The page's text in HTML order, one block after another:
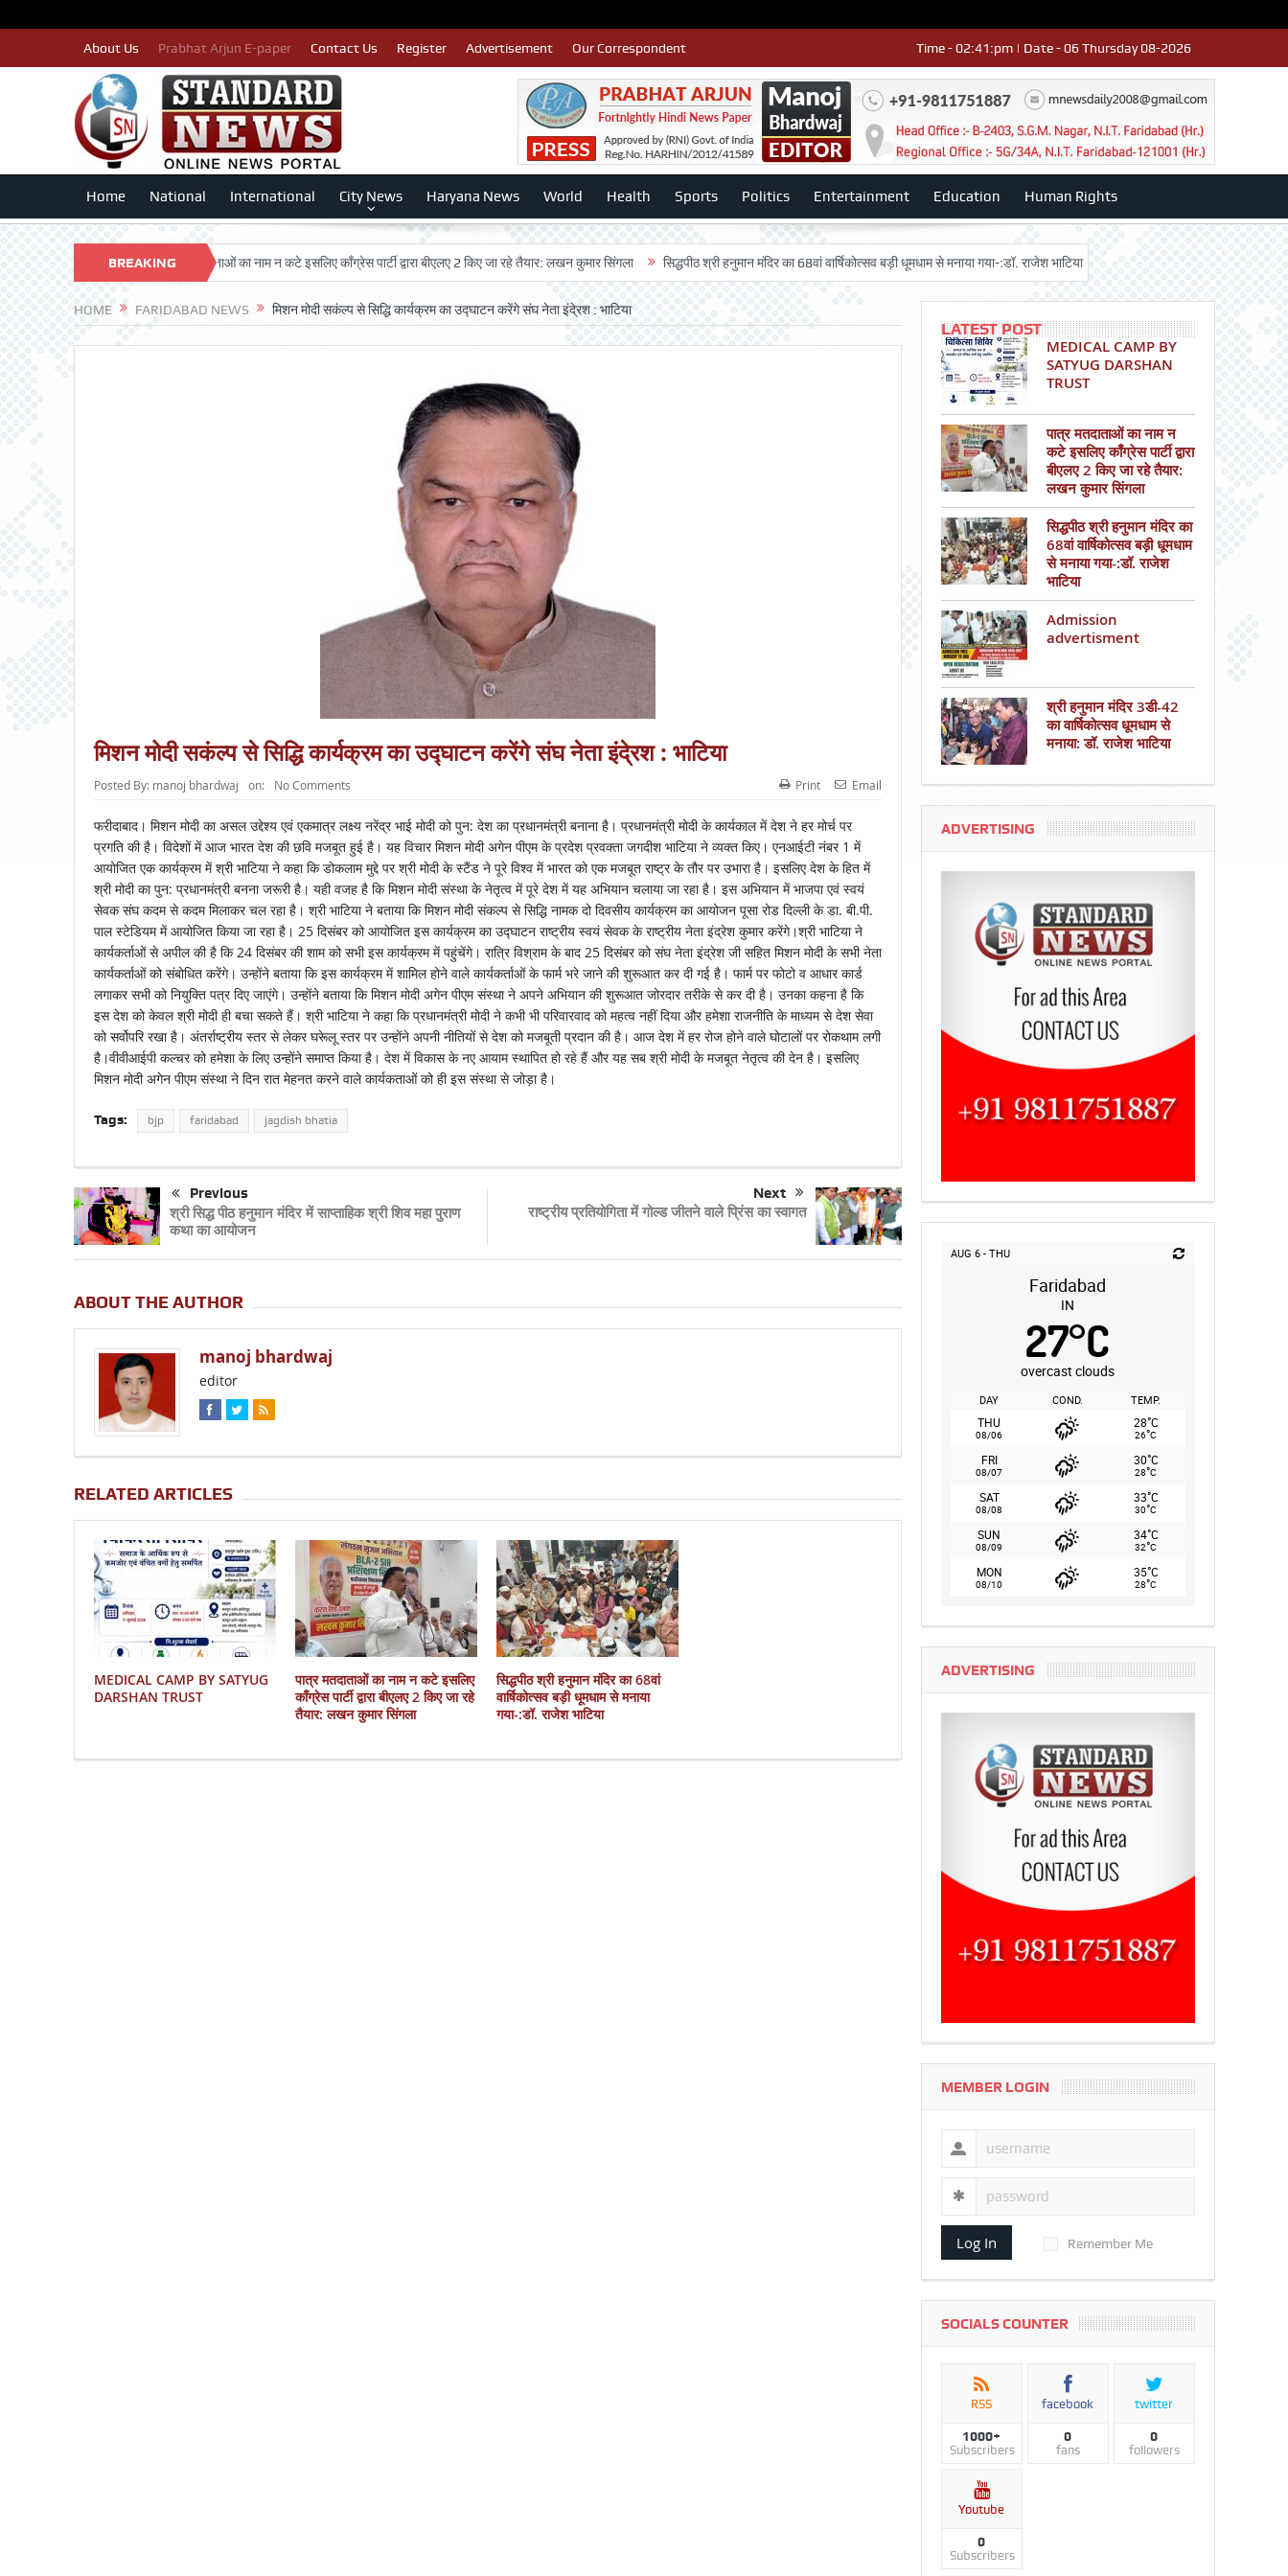
About Us Prabhat Arjun E-paper Contact Us Register Advertisement Our Correspondent Time - 02:41:pm | Date - 06 Thursday 08-2026
Home National International City News Haryana News World Health Sports Politics Entertainment Education Human Rights
BREAKING
NEWS
TRUST पात्र मतदाताओं का नाम न कटे इसलिए काँग्रेस पार्टी द्वारा बीएलए 2 किए जा रहे तैयार: लखन कुमार सिंगला सिद्धपीठ श्री हनुमान मंदिर का 68वां वार्षिकोत्सव बड़ी धूमधाम से मनाया गया-:डॉ. राजेश भाटिया Admission advertisment श्री
HOME FARIDABAD NEWS मिशन मोदी सकंल्प से सिद्धि कार्यक्रम का उद्घाटन करेंगे संघ नेता इंदे्रश : भाटिया
मिशन मोदी सकंल्प से सिद्धि कार्यक्रम का उद्घाटन करेंगे संघ नेता इंदे्रश : भाटिया
Posted By: manoj bhardwaj on: No Comments Print Email
फरीदाबाद। मिशन मोदी का असल उद्देश्य एवं एकमात्र लक्ष्य नरेंद्र भाई मोदी को पुन: देश का प्रधानमंत्री बनाना है। प्रधानमंत्री मोदी के कार्यकाल में देश ने हर मोर्च पर
प्रगति की है। विदेशों में आज भारत देश की छवि मजबूत हुई है। यह विचार मिशन मोदी अगेन पीएम के प्रदेश प्रवक्ता जगदीश भाटिया ने व्यक्त किए। एनआईटी नंबर 1 में
आयोजित एक कार्यक्रम में श्री भाटिया ने कहा कि डोकलाम मुद्दे पर श्री मोदी के स्टैंड ने पूरे विश्व में भारत को एक मजबूत राष्ट्र के तौर पर उभारा है। इसलिए देश के हित में
श्री मोदी का पुन: प्रधानमंत्री बनना जरूरी है। यही वजह है कि मिशन मोदी संस्था के नेतृत्व में पूरे देश में यह अभियान चलाया जा रहा है। इस अभियान में भाजपा एवं स्वयं
सेवक संघ कदम से कदम मिलाकर चल रहा है। श्री भाटिया ने बताया कि मिशन मोदी संकल्प से सिद्धि नामक दो दिवसीय कार्यक्रम का आयोजन पूसा रोड दिल्ली के डा. बी.पी.
पाल स्टेडियम में आयोजित किया जा रहा है। 25 दिसंबर को आयोजित इस कार्यक्रम का उद्घाटन राष्ट्रीय स्वयं सेवक के राष्ट्रीय नेता इंद्रेश कुमार करेंगे।श्री भाटिया ने
कार्यकर्ताओं से अपील की है कि 24 दिसंबर की शाम को सभी इस कार्यक्रम में पहुंचेंगे। रात्रि विश्राम के बाद 25 दिसंबर को संघ नेता इंद्रेश जी सहित मिशन मोदी के सभी नेता
कार्यकर्ताओं को संबोधित करेंगे। उन्होंने बताया कि इस कार्यक्रम में शामिल होने वाले कार्यकर्ताओं के फार्म भरे जाने की शुरूआत कर दी गई है। फार्म पर फोटो व आधार कार्ड
लगाकर सभी को नियुक्ति पत्र दिए जाएंगे। उन्होंने बताया कि मिशन मोदी अगेन पीएम संस्था ने अपने अभियान की शुरूआत जोरदार तरीके से कर दी है। उनका कहना है कि
इस देश को केवल श्री मोदी ही बचा सकते हैं। श्री भाटिया ने कहा कि प्रधानमंत्री मोदी ने कभी भी परिवारवाद को महत्व नहीं दिया और हमेशा राजनीति के माध्यम से देश सेवा
को सर्वोपरि रखा है। अंतर्राष्ट्रीय स्तर से लेकर घरूेलू स्तर पर उन्होंने अपनी नीतियों से देश को मजबूती प्रदान की है। आज देश में हर रोज होने वाले घोटालों पर रोकथाम लगी
है।वीवीआईपी कल्चर को हमेशा के लिए उन्होंने समाप्त किया है। देश में विकास के नए आयाम स्थापित हो रहे हैं और यह सब श्री मोदी के मजबूत नेतृत्व की देन है। इसलिए
मिशन मोदी अगेन पीएम संस्था ने दिन रात मेहनत करने वाले कार्यकताओं को ही इस संस्था से जोड़ा है।
Tags: bjp faridabad jagdish bhatia
Previous
श्री सिद्ध पीठ हनुमान मंदिर में साप्ताहिक श्री शिव महा पुराण
कथा का आयोजन
Next
राष्ट्रीय प्रतियोगिता में गोल्ड जीतने वाले प्रिंस का स्वागत
ABOUT THE AUTHOR
manoj bhardwaj
editor
RELATED ARTICLES
MEDICAL CAMP BY SATYUG
DARSHAN TRUST
पात्र मतदाताओं का नाम न कटे इसलिए
काँग्रेस पार्टी द्वारा बीएलए 2 किए जा रहे
तैयार: लखन कुमार सिंगला
सिद्धपीठ श्री हनुमान मंदिर का 68वां
वार्षिकोत्सव बड़ी धूमधाम से मनाया
गया-:डॉ. राजेश भाटिया
LATEST POST
MEDICAL CAMP BY
SATYUG DARSHAN
TRUST
पात्र मतदाताओं का नाम न
कटे इसलिए काँग्रेस पार्टी द्वारा
बीएलए 2 किए जा रहे तैयार:
लखन कुमार सिंगला
सिद्धपीठ श्री हनुमान मंदिर का
68वां वार्षिकोत्सव बड़ी धूमधाम
से मनाया गया-:डॉ. राजेश
भाटिया
Admission
advertisment
श्री हनुमान मंदिर 3डी-42
का वार्षिकोत्सव धूमधाम से
मनाया: डॉ. राजेश भाटिया
ADVERTISING
AUG 6 - THU
Faridabad
IN
27°C
overcast clouds
DAY COND. TEMP.
THU
08/06
28°C
26°C
FRI
08/07
30°C
28°C
SAT
08/08
33°C
30°C
SUN
08/09
34°C
32°C
MON
08/10
35°C
28°C
ADVERTISING
MEMBER LOGIN
Log In Remember Me
SOCIALS COUNTER
RSS
1000+
Subscribers
facebook
0
fans
twitter
0
followers
Youtube
0
Subscribers